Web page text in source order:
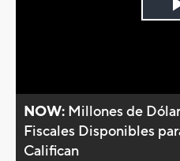
NOW: Millones de
Fiscales Disponibles
Califican